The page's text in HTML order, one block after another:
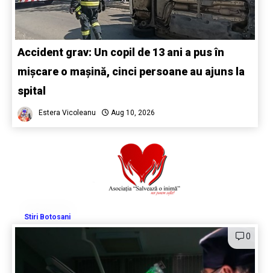
Accident grav: Un copil de 13 ani a pus în
mișcare o mașină, cinci persoane au ajuns la
spital
Estera Vicoleanu Aug 10, 2026
Stiri Botosani
0